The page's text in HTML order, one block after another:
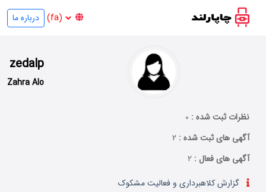
درباره ما
zedalp
Zahra Alo
نظرات ثبت شده : 0
آگهی های ثبت شده : 2
آگهی های فعال : 2
گزارش کلاهبرداری و فعالیت مشکوک